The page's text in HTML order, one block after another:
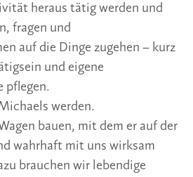
heraus tätig werden und
fragen und
auf die Dinge zugehen – kurz
und eigene
pflegen.
werden.
bauen, mit dem er auf der
wahrhaft mit uns wirksam
brauchen wir lebendige